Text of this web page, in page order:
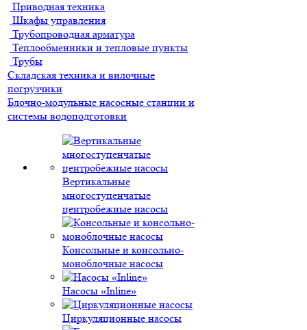
Приводная техника
Шкафы управления
Трубопроводная арматура
Теплообменники и тепловые пункты
Трубы
Складская техника и вилочные
погрузчики
Блочно-модульные насосные станции и
системы водоподготовки
Вертикальные
многоступенчатые
центробежные насосы
Консольные и консольно-
моноблочные насосы
Насосы «Inline»
Циркуляционные насосы